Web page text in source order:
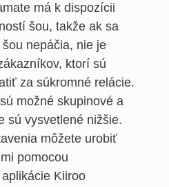
má k dispozícii
šou, takže ak sa
nepáčia, nie je
ktorí sú
za súkromné relácie.
možné skupinové a
sú vysvetlené nižšie.
môžete urobiť
pomocou
Kiiroo